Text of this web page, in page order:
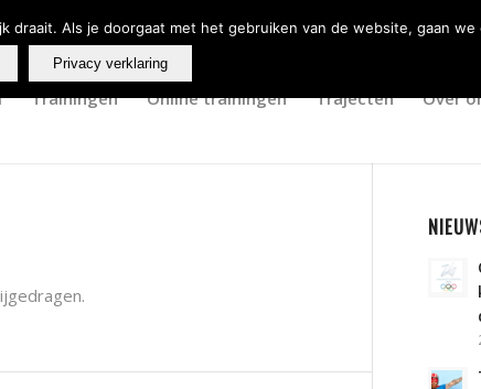
Trainingen Online trainingen Trajecten Over
Als je doorgaat met het gebruiken van de website, gaan
Privacy verklaring